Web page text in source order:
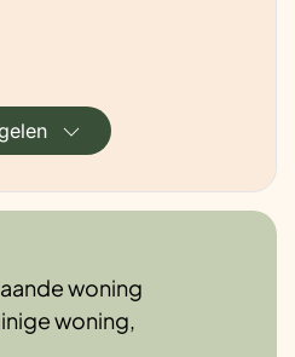
woning
woning,